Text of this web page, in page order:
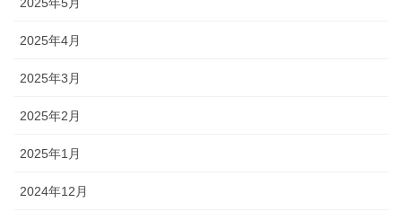
2025年4月
2025年3月
2025年2月
2025年1月
2024年12月